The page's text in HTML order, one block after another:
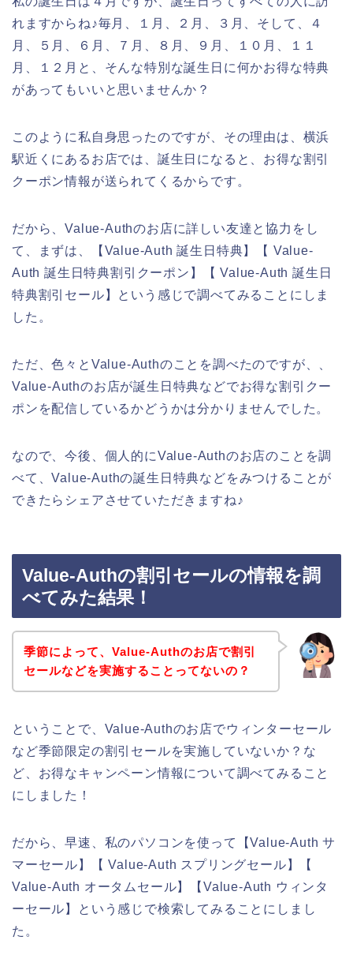
れますからね♪毎月、１月、２月、３月、そして、４
月、５月、６月、７月、８月、９月、１０月、１１
月、１２月と、そんな特別な誕生日に何かお得な特典
があってもいいと思いませんか？
このように私自身思ったのですが、その理由は、横浜
駅近くにあるお店では、誕生日になると、お得な割引
クーポン情報が送られてくるからです。
だから、Value-Authのお店に詳しい友達と協力をし
て、まずは、【Value-Auth 誕生日特典】【 Value-
Auth 誕生日特典割引クーポン】【 Value-Auth 誕生日
特典割引セール】という感じで調べてみることにしま
した。
ただ、色々とValue-Authのことを調べたのですが、、
Value-Authのお店が誕生日特典などでお得な割引クー
ポンを配信しているかどうかは分かりませんでした。
なので、今後、個人的にValue-Authのお店のことを調
べて、Value-Authの誕生日特典などをみつけることが
できたらシェアさせていただきますね♪
Value-Authの割引セールの情報を調
べてみた結果！
季節によって、Value-Authのお店で割引
セールなどを実施することってないの？
ということで、Value-Authのお店でウィンターセール
など季節限定の割引セールを実施していないか？な
ど、お得なキャンペーン情報について調べてみること
にしました！
だから、早速、私のパソコンを使って【Value-Auth サ
マーセール】【 Value-Auth スプリングセール】【
Value-Auth オータムセール】【Value-Auth ウィンタ
ーセール】という感じで検索してみることにしまし
た。